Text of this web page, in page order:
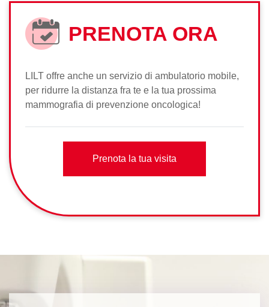
PRENOTA ORA
LILT offre anche un servizio di ambulatorio mobile,
per ridurre la distanza fra te e la tua prossima
mammografia di prevenzione oncologica!
Prenota la tua visita